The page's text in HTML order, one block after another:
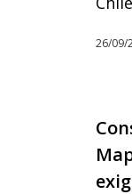
26/09/